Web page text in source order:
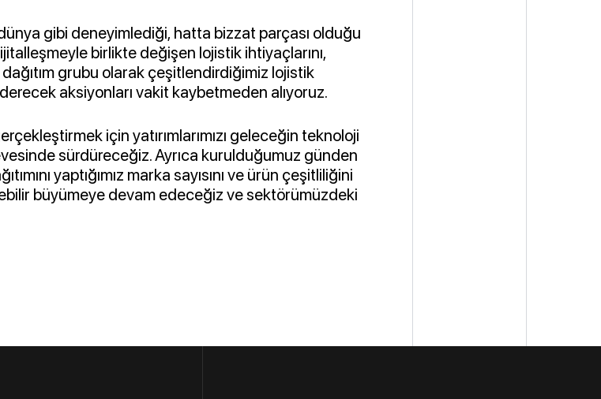
dünya gibi deneyimlediği, hatta bizzat parçası olduğu
birlikte değişen lojistik ihtiyaçlarını,
grubu olarak çeşitlendirdiğimiz lojistik
aksiyonları vakit kaybetmeden alıyoruz.
için yatırımlarımızı geleceğin teknoloji
sürdüreceğiz. Ayrıca kurulduğumuz günden
yaptığımız marka sayısını ve ürün çeşitliliğini
büyümeye devam edeceğiz ve sektörümüzdeki